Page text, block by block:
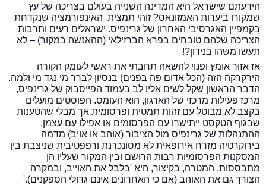
הידעתם שישראל היא המדינה השנייה בעולם בצריכה של עץ
שמקורו ביערות האמזונאס? זוהי תמצית האינפורמציה שנקדחת
בקמפיין האגרסיבי האחרון של גרינפיס. ישראלים רעים ותרבות
הצריכה שלהם טובחים בפרא הברזילאי (ההאנשה במקור) – לא
תעשו משהו בנידון?!
אז אזוּר אומץ ופנוי להשאה תחבתי את ראשי לעומק הקורה
הירקרקה הזה (הכל אדום פה בפנים) בנסיון לברר מי נגד מי ולמה.
הדבר הראשון שקל לשים אליו לב בעמוד הפייסבוק של גרינפיס,
מרכז פעילות מרכזי של הארגון, הוא העומס. הפוסטים מועלים
בקצב לא מבוטל עם זהות תמטית ופרסומית אך מבלי שהטענות
שבגוף הטקסט ייתישרו עם הפרסומים או אפילו עם עצמן.
ההתנהלות של גרינפיס מול הציבור (אוהב או אויב) מדמה
בירוקרטיה מזרח אירופאית לא מסונכרנת ורפפטיבית שניצבת בין
המסקנות הפרסומיות רבות הרושם ובין המקור שעליו הן
מתבססות. המטרה, בקיצור, היא 'בלבל את האוייב, ובמקרה
הצורך גם את האוהב (אם כי האחרונים אינם גדולי הספקנים).'